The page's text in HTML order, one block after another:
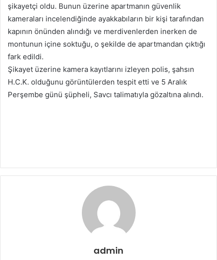
şikayetçi oldu. Bunun üzerine apartmanın güvenlik
kameraları incelendiğinde ayakkabıların bir kişi tarafından
kapının önünden alındığı ve merdivenlerden inerken de
montunun içine soktuğu, o şekilde de apartmandan çıktığı
fark edildi.
Şikayet üzerine kamera kayıtlarını izleyen polis, şahsın
H.C.K. olduğunu görüntülerden tespit etti ve 5 Aralık
Perşembe günü şüpheli, Savcı talimatıyla gözaltına alındı.
admin